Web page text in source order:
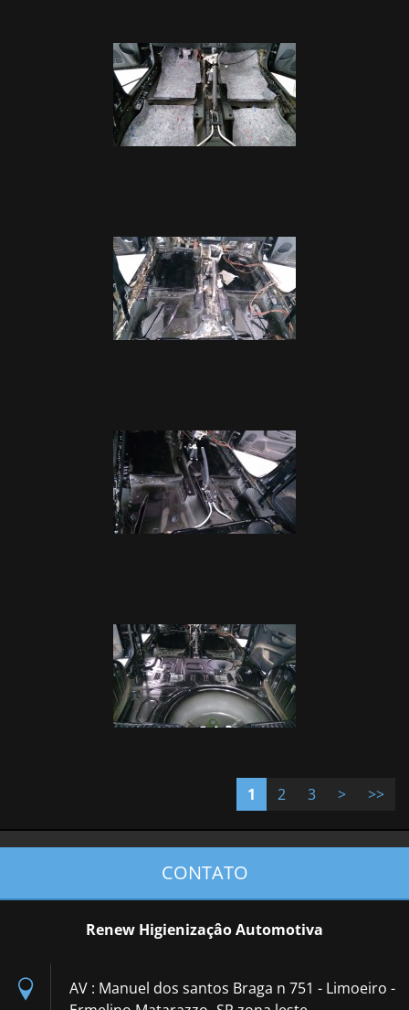
1 2 3 > >>
CONTATO
Renew Higienizaçâo Automotiva
AV : Manuel dos santos Braga n 751 - Limoeiro -